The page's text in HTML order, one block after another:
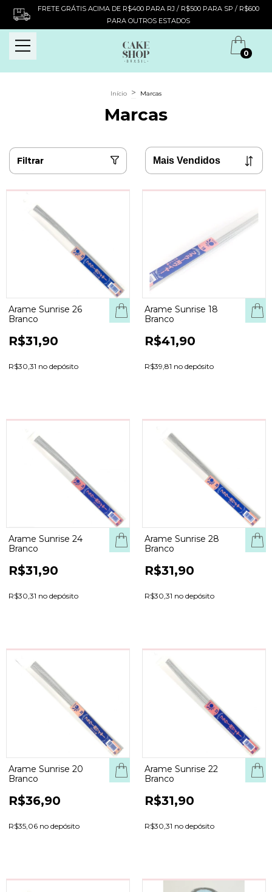
FRETE GRÁTIS ACIMA DE R$400 PARA RJ / R$500 PARA SP / R$600
PARA OUTROS ESTADOS
0
Início > Marcas
Marcas
Filtrar
Arame Sunrise 26
Branco
R$31,90
R$30,31 no depósito
Arame Sunrise 18
Branco
R$41,90
R$39,81 no depósito
Arame Sunrise 24
Branco
R$31,90
R$30,31 no depósito
Arame Sunrise 28
Branco
R$31,90
R$30,31 no depósito
Arame Sunrise 20
Branco
R$36,90
R$35,06 no depósito
Arame Sunrise 22
Branco
R$31,90
R$30,31 no depósito